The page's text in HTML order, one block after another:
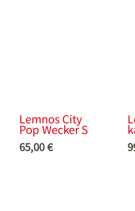
Lemnos City
Pop Wecker S
65,00€